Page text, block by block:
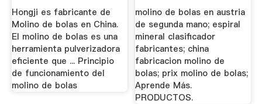
Hongji es fabricante de
Molino de bolas en China.
El molino de bolas es una
herramienta pulverizadora
eficiente que ... Principio
de funcionamiento del
molino de bolas
molino de bolas en austria
de segunda mano; espiral
mineral clasificador
fabricantes; china
fabricacion molino de
bolas; prix molino de bolas;
Aprende Más.
PRODUCTOS.